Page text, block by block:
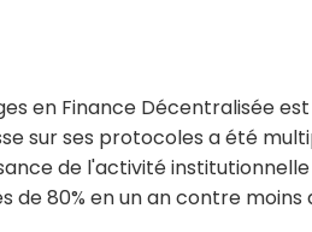
en Finance Décentralisée
sur ses protocoles a été
de l'activité
80% en un an contre moins